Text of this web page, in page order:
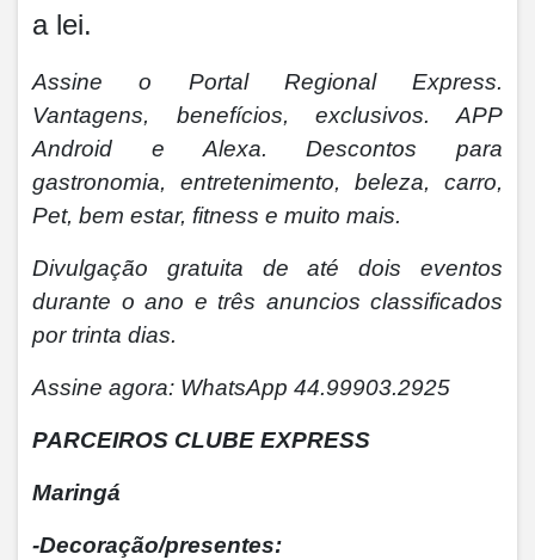
a lei.
Assine o Portal Regional Express.
Vantagens, benefícios, exclusivos. APP
Android e Alexa. Descontos para
gastronomia, entretenimento, beleza, carro,
Pet, bem estar, fitness e muito mais.
Divulgação gratuita de até dois eventos
durante o ano e três anuncios classificados
por trinta dias.
Assine agora: WhatsApp 44.99903.2925
PARCEIROS CLUBE EXPRESS
Maringá
-Decoração/presentes: